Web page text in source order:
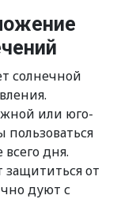
солнечной
или юго-
пользоваться
дня.
защититься от
дуют с